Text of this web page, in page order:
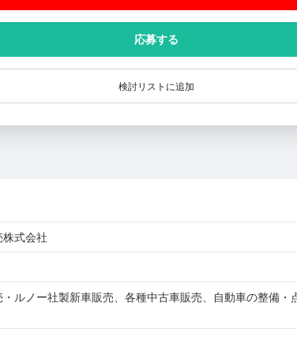
応募する
検討リストに追加
株式会社
ルノー社製新車販売、各種中古車販売、自動車の整備